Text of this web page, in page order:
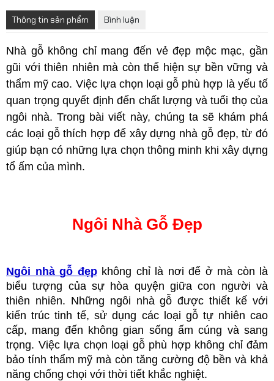
Thông tin sản phẩm Bình luận
Nhà gỗ không chỉ mang đến vẻ đẹp mộc mạc, gần
gũi với thiên nhiên mà còn thể hiện sự bền vững và
thẩm mỹ cao. Việc lựa chọn loại gỗ phù hợp là yếu tố
quan trọng quyết định đến chất lượng và tuổi thọ của
ngôi nhà. Trong bài viết này, chúng ta sẽ khám phá
các loại gỗ thích hợp để xây dựng nhà gỗ đẹp, từ đó
giúp bạn có những lựa chọn thông minh khi xây dựng
tổ ấm của mình.
Ngôi Nhà Gỗ Đẹp
Ngôi nhà gỗ đẹp không chỉ là nơi để ở mà còn là
biểu tượng của sự hòa quyện giữa con người và
thiên nhiên. Những ngôi nhà gỗ được thiết kế với
kiến trúc tinh tế, sử dụng các loại gỗ tự nhiên cao
cấp, mang đến không gian sống ấm cúng và sang
trọng. Việc lựa chọn loại gỗ phù hợp không chỉ đảm
bảo tính thẩm mỹ mà còn tăng cường độ bền và khả
năng chống chọi với thời tiết khắc nghiệt.